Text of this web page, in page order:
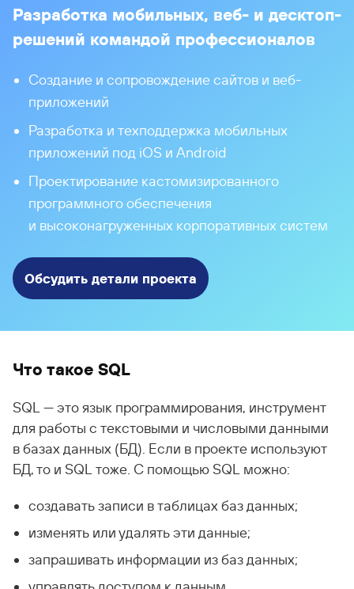
Разработка мобильных, веб- и десктоп-
решений командой профессионалов
Создание и сопровождение сайтов и веб-
приложений
Разработка и техподдержка мобильных
приложений под iOS и Android
Проектирование кастомизированного
программного обеспечения
и высоконагруженных корпоративных систем
Обсудить детали проекта
Что такое SQL
SQL — это язык программирования, инструмент
для работы с текстовыми и числовыми данными
в базах данных (БД). Если в проекте используют
БД, то и SQL тоже. С помощью SQL можно:
создавать записи в таблицах баз данных;
изменять или удалять эти данные;
запрашивать информации из баз данных;